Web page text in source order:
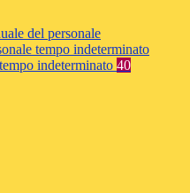
del personale
tempo indeterminato
indeterminato 40